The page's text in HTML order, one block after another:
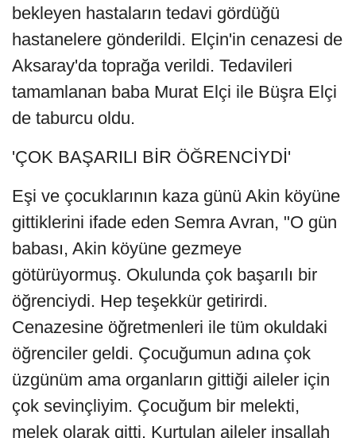
bekleyen hastaların tedavi gördüğü
hastanelere gönderildi. Elçin'in cenazesi de
Aksaray'da toprağa verildi. Tedavileri
tamamlanan baba Murat Elçi ile Büşra Elçi
de taburcu oldu.
'ÇOK BAŞARILI BİR ÖĞRENCİYDİ'
Eşi ve çocuklarının kaza günü Akin köyüne
gittiklerini ifade eden Semra Avran, "O gün
babası, Akin köyüne gezmeye
götürüyormuş. Okulunda çok başarılı bir
öğrenciydi. Hep teşekkür getirirdi.
Cenazesine öğretmenleri ile tüm okuldaki
öğrenciler geldi. Çocuğumun adına çok
üzgünüm ama organların gittiği aileler için
çok sevinçliyim. Çocuğum bir melekti,
melek olarak gitti. Kurtulan aileler inşallah